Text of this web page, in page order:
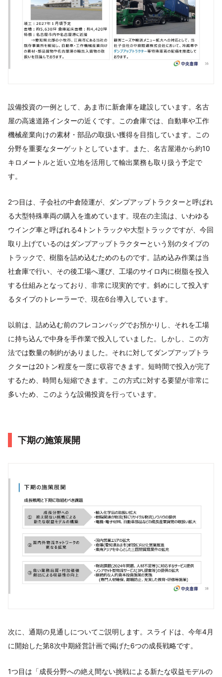
設備投資の一例として、あま市に新倉庫を建設しています。名古
屋の高速道路インターの近くです。この倉庫では、自動車や工作
機械産業向けの素材・部品の取扱い獲得を目指しています。この
分野を重要なターゲットとしています。また、名古屋港から約10
キロメートルと近い立地を活用して輸出業務も取り扱う予定で
す。
2つ目は、子会社の中倉陸運が、ダンプアップトラクターと呼ばれ
る大型特殊車両の購入を進めています。現在の主流は、いわゆる
ウイング車と呼ばれる4トントラックや大型トラックですが、今回
取り上げているのはダンプアップトラクターという別のタイプの
トラックで、樹脂を詰め込むためのものです。詰め込み作業は当
社倉庫で行い、その後工場へ運び、工場のサイロ内に樹脂を投入
する仕組みとなっており、非常に現実的です。斜めにして投入す
るタイプのトレーラーで、現在6台導入しています。
以前は、詰め込む前のフレコンバッグでお預かりし、それを工場
に持ち込んで中身を手作業で投入していました。しかし、この方
法では数量の制約がありました。それに対してダンプアップトラ
クターは20トン程度を一度に収容できます。短時間で投入が完了
するため、時間も短縮できます。この方式に対する要望が非常に
多いため、このような設備投資を行っています。
下期の施策展開
次に、通期の見通しについてご説明します。スライドは、今年4月
に開始した第8次中期経営計画で掲げた6つの成長戦略です。
1つ目は「成長分野への絶え間ない挑戦による新たな収益モデルの